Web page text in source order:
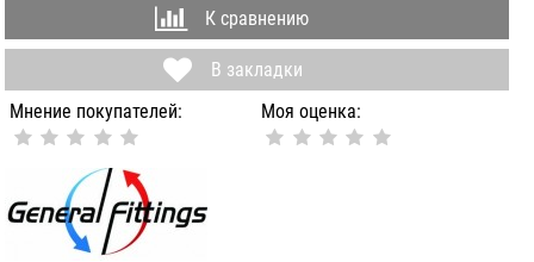
К сравнению
В закладки
Мнение покупателей:
Моя оценка: